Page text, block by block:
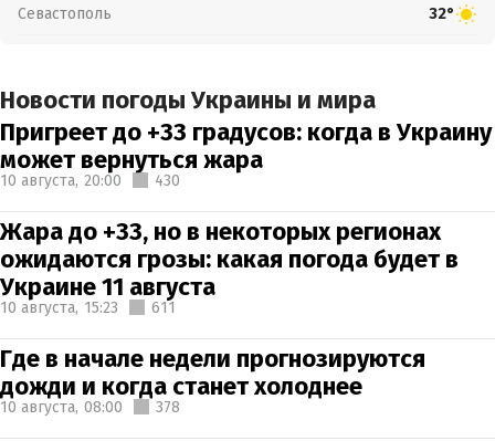
Севастополь 32°
Новости погоды Украины и мира
Пригреет до +33 градусов: когда в Украину
может вернуться жара
10 августа, 20:00 430
Жара до +33, но в некоторых регионах
ожидаются грозы: какая погода будет в
Украине 11 августа
10 августа, 15:23 611
Где в начале недели прогнозируются
дожди и когда станет холоднее
10 августа, 08:00 378